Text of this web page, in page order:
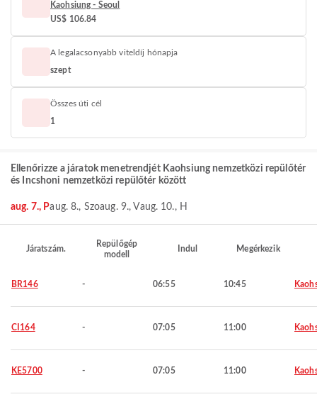
Kaohsiung - Seoul
US$ 106.84
A legalacsonyabb viteldíj hónapja
szept
Összes úti cél
1
Ellenőrizze a járatok menetrendjét Kaohsiung nemzetközi repülőtér
és Incshoni nemzetközi repülőtér között
aug. 7., Paug. 8., Szoaug. 9., Vaug. 10., H
Járatszám.
Repülőgép
modell
Indul Megérkezik
BR146 - 06:55 10:45
CI164 - 07:05 11:00
KE5700 - 07:05 11:00